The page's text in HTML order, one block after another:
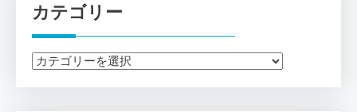
カテゴリー
カ